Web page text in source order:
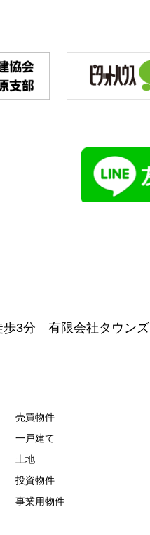
歩3分 有限会社タウンズ
売買物件
一戸建て
土地
投資物件
事業用物件